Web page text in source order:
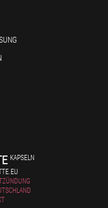
KAPSELN